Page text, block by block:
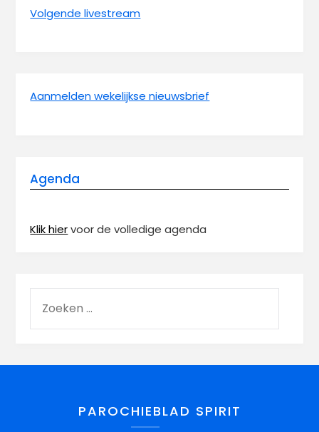
Volgende livestream
Aanmelden wekelijkse nieuwsbrief
Agenda
Klik hiervoor de volledige agenda
PAROCHIEBLAD SPIRIT